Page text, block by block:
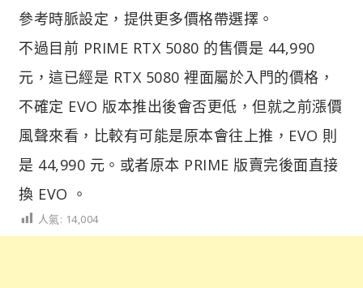
參考時脈設定，提供更多價格帶選擇。
不過目前 PRIME RTX 5080 的售價是 44,990
元，這已經是 RTX 5080 裡面屬於入門的價格，
不確定 EVO 版本推出後會否更低，但就之前漲價
風聲來看，比較有可能是原本會往上推，EVO 則
是 44,990 元。或者原本 PRIME 版賣完後面直接
換 EVO 。
人氣: 14,004